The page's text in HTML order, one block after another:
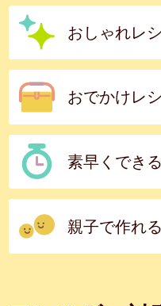
おしゃれレ
おでかけレ
素早くでき
親子で作れ